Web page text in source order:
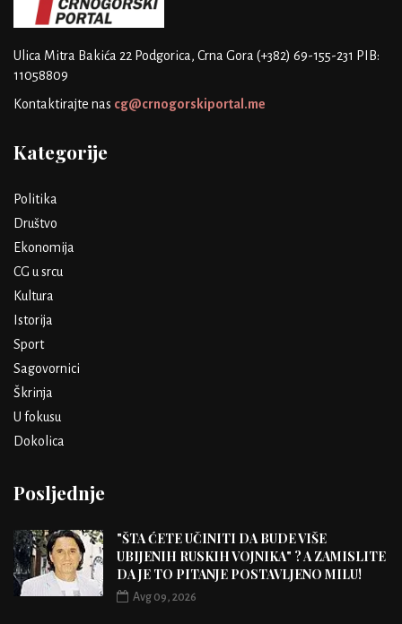
Ulica Mitra Bakića 22 Podgorica, Crna Gora (+382) 69-155-231 PIB:
11058809
Kontaktirajte nas cg@crnogorskiportal.me
Kategorije
Politika
Društvo
Ekonomija
CG u srcu
Kultura
Istorija
Sport
Sagovornici
Škrinja
U fokusu
Dokolica
Posljednje
"ŠTA ĆETE UČINITI DA BUDE VIŠE
UBIJENIH RUSKIH VOJNIKA" ? A ZAMISLITE
DA JE TO PITANJE POSTAVLJENO MILU!
Avg 09, 2026